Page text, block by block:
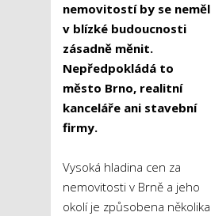
nemovitostí by se neměl
v blízké budoucnosti
zásadně měnit.
Nepředpokládá to
město Brno, realitní
kanceláře ani stavební
firmy.
Vysoká hladina cen za
nemovitosti v Brně a jeho
okolí je způsobena několika